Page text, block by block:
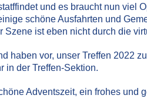
und es braucht nun viel
schöne Ausfahrten und
Szene ist eben nicht durch die
haben vor, unser Treffen 2022
in der Treffen-Sektion.
Adventszeit, ein frohes und